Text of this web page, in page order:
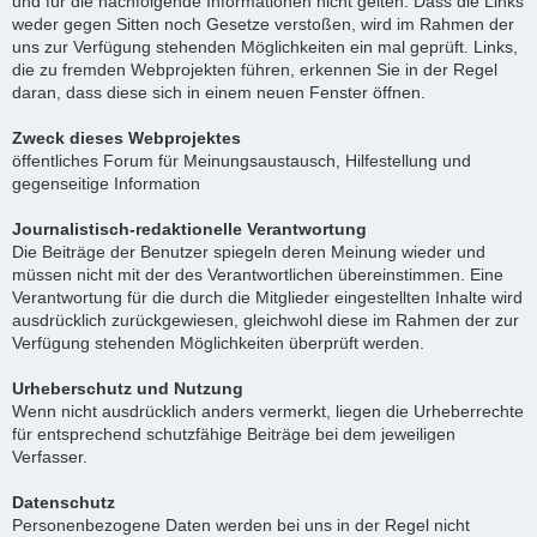
weder gegen Sitten noch Gesetze verstoßen, wird im Rahmen der
uns zur Verfügung stehenden Möglichkeiten ein mal geprüft. Links,
die zu fremden Webprojekten führen, erkennen Sie in der Regel
daran, dass diese sich in einem neuen Fenster öffnen.
Zweck dieses Webprojektes
öffentliches Forum für Meinungsaustausch, Hilfestellung und
gegenseitige Information
Journalistisch-redaktionelle Verantwortung
Die Beiträge der Benutzer spiegeln deren Meinung wieder und
müssen nicht mit der des Verantwortlichen übereinstimmen. Eine
Verantwortung für die durch die Mitglieder eingestellten Inhalte wird
ausdrücklich zurückgewiesen, gleichwohl diese im Rahmen der zur
Verfügung stehenden Möglichkeiten überprüft werden.
Urheberschutz und Nutzung
Wenn nicht ausdrücklich anders vermerkt, liegen die Urheberrechte
für entsprechend schutzfähige Beiträge bei dem jeweiligen
Verfasser.
Datenschutz
Personenbezogene Daten werden bei uns in der Regel nicht